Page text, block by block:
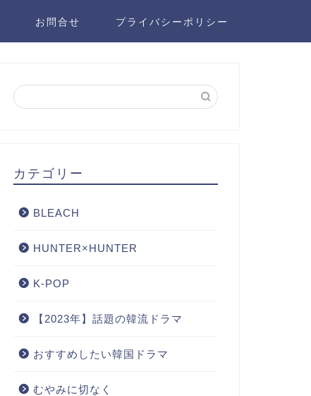
お問合せ プライバシーポリシー
カテゴリー
BLEACH
HUNTER×HUNTER
K-POP
【2023年】話題の韓流ドラマ
おすすめしたい韓国ドラマ
むやみに切なく